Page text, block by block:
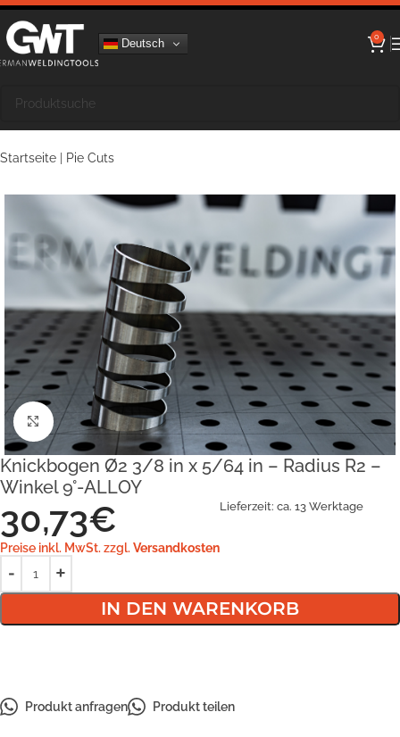
Deutsch 0
Startseite Pie Cuts
Klick zum Vergrößern
Knickbogen Ø2 3/8 in x 5/64 in – Radius R2 –
Winkel 9°-ALLOY
30,73€
Preise inkl. MwSt. zzgl. Versandkosten
Lieferzeit: ca. 13 Werktage
IN DEN WARENKORB
Produkt anfragen Produkt teilen